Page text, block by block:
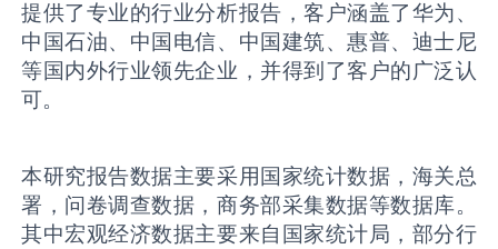
提供了专业的行业分析报告，客户涵盖了华为、
中国石油、中国电信、中国建筑、惠普、迪士尼
等国内外行业领先企业，并得到了客户的广泛认
可。
本研究报告数据主要采用国家统计数据，海关总
署，问卷调查数据，商务部采集数据等数据库。
其中宏观经济数据主要来自国家统计局，部分行